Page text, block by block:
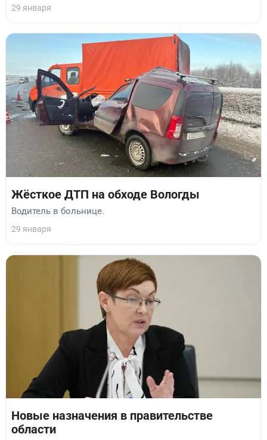
29 января
Жёсткое ДТП на обходе Вологды
Водитель в больнице.
29 января
Новые назначения в правительстве
области